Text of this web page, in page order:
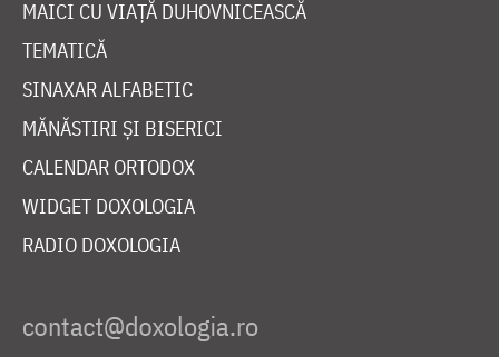
MAICI CU VIAȚĂ DUHOVNICEASCĂ
TEMATICĂ
SINAXAR ALFABETIC
MĂNĂSTIRI ȘI BISERICI
CALENDAR ORTODOX
WIDGET DOXOLOGIA
RADIO DOXOLOGIA